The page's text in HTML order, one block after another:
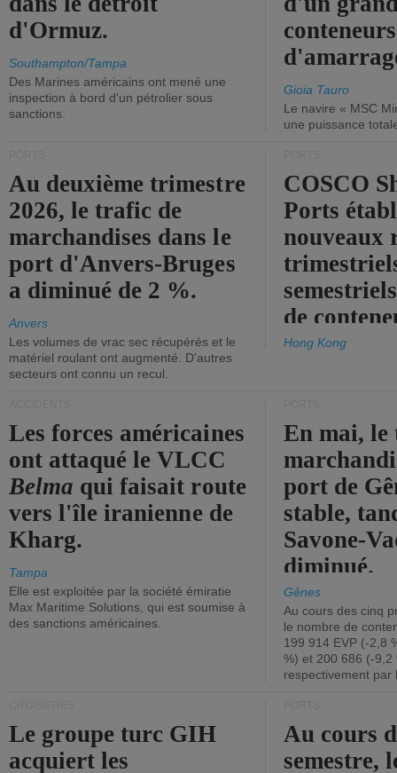
d'Ormuz.
Southampton/Tampa
Des Marines américains ont mené une
inspection à bord d'un pétrolier sous
sanctions.
Gioia Tauro
Le navire « MSC
une puissance
Au deuxième trimestre
2026, le trafic de
marchandises dans le
port d'Anvers-Bruges
a diminué de 2 %.
Anvers
Les volumes de vrac sec récupérés et le
matériel roulant ont augmenté. D'autres
secteurs ont connu un recul.
COSCO
Ports
nouveaux
de
Hong Kong
Les forces américaines
ont attaqué le VLCC
Belma qui faisait route
vers l'île iranienne de
Kharg.
Tampa
Elle est exploitée par la société émiratie
Max Maritime Solutions, qui est soumise à
des sanctions américaines.
En mai, le
port de
stable,
Savone-
diminué.
Gênes
Au cours des cinq
le nombre de
199 914 EVP (-2,8
%) et 200 686 (-9,2
respectivement par
Le groupe turc GIH
acquiert les
Au cours
semestre,